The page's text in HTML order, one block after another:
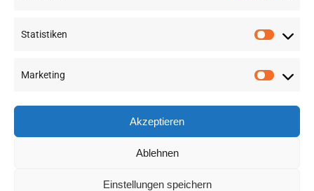
Statistiken
Marketing
Akzeptieren
Ablehnen
Einstellungen speichern
©2026 RSA FG | Presse|AGB|